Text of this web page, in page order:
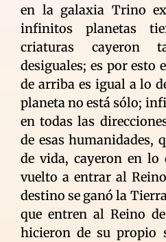
en la galaxia Trino
infinitos planetas
criaturas cayeron
desiguales; es por esto
de arriba es igual a lo
planeta no está sólo;
en todas las
de esas humanidades,
de vida, cayeron en lo
vuelto a entrar al
destino se ganó la
que entren al Reino
hicieron de su propio